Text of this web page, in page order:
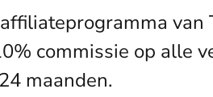
van
commissie op alle
maanden.